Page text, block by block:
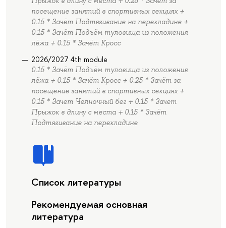
посещение занятий в спортивных секциях +
0.15 * Зачёт Подтягивание на перекладине +
0.15 * Зачёт Подъём туловища из положения
лёжа + 0.15 * Зачёт Кросс
2026/2027 4th module
0.15 * Зачёт Подъём туловища из положения
лёжа + 0.15 * Зачёт Кросс + 0.25 * Зачёт за
посещение занятий в спортивных секциях +
0.15 * Зачет Челночный бег + 0.15 * Зачет
Прыжок в длину с места + 0.15 * Зачёт
Подтягивание на перекладине
Список литературы
Рекомендуемая основная
литература